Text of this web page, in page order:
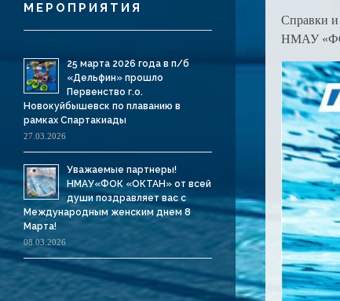
Справки
НМАУ
МЕРОПРИЯТИЯ
25 марта 2026 года в п/б
«Дельфин» прошло
Первенство г.о.
Новокуйбышевск по плаванию в
рамках Спартакиады
27.03.2026
Уважаемые партнеры!
НМАУ«ФОК «ОКТАН» от всей
души поздравляет вас с
Международным женским днем 8
Марта!
08.03.2026